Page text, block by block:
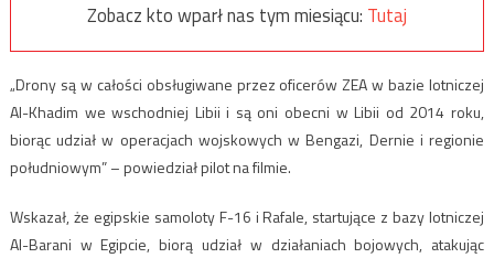
Zobacz kto wparł nas tym miesiącu: Tutaj
„Drony są w całości obsługiwane przez oficerów ZEA w bazie lotniczej
Al-Khadim we wschodniej Libii i są oni obecni w Libii od 2014 roku,
biorąc udział w operacjach wojskowych w Bengazi, Dernie i regionie
południowym” – powiedział pilot na filmie.
Wskazał, że egipskie samoloty F-16 i Rafale, startujące z bazy lotniczej
Al-Barani w Egipcie, biorą udział w działaniach bojowych, atakując